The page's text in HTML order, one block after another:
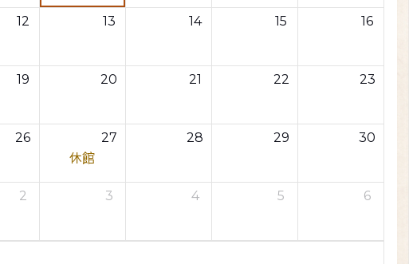
12 13 14 15 16
19 20 21 22 23
26
27
休館
28 29 30
2 3 4 5 6